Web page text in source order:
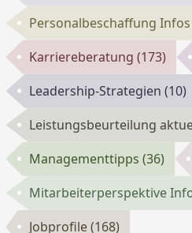
Personalbeschaffung
Karriereberatung(173)
Leadership-Strategien(10)
Leistungsbeurteilung
Managementtipps(36)
Mitarbeiterperspektive
Jobprofile(168)